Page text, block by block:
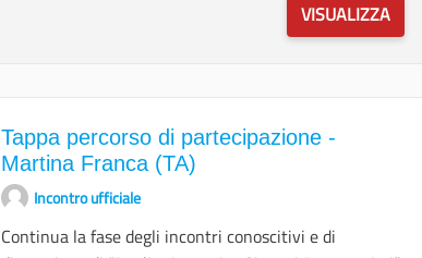
VISUALIZZA
Tappa percorso di partecipazione -
Martina Franca (TA)
Incontro ufficiale
Continua la fase degli incontri conoscitivi e di